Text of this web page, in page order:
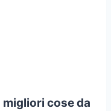
migliori cose da